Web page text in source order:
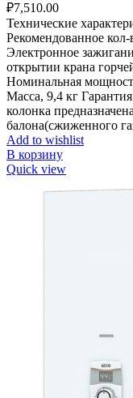
₽7,510.00
Технические
Рекомендованное кол-
Электронное
открытии крана
Номинальная
Масса, 9,4 кг
колонка
балона(сжиженного
Add to wishlist
В корзину
Quick view